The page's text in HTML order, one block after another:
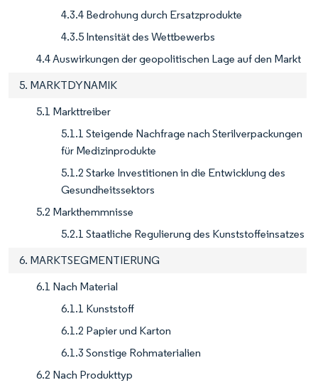
4.3.4 Bedrohung durch Ersatzprodukte
4.3.5 Intensität des Wettbewerbs
4.4 Auswirkungen der geopolitischen Lage auf den Markt
5. MARKTDYNAMIK
5.1 Markttreiber
5.1.1 Steigende Nachfrage nach Sterilverpackungen
für Medizinprodukte
5.1.2 Starke Investitionen in die Entwicklung des
Gesundheitssektors
5.2 Markthemmnisse
5.2.1 Staatliche Regulierung des Kunststoffeinsatzes
6. MARKTSEGMENTIERUNG
6.1 Nach Material
6.1.1 Kunststoff
6.1.2 Papier und Karton
6.1.3 Sonstige Rohmaterialien
6.2 Nach Produkttyp